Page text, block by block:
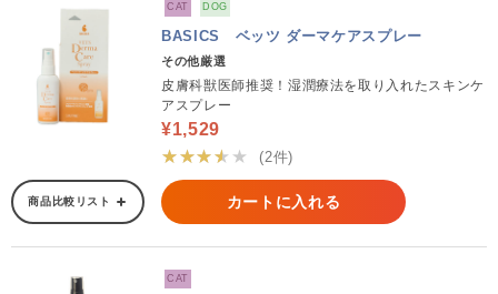
CAT DOG
BASICS ベッツ ダーマケアスプレー
その他厳選
皮膚科獣医師推奨！湿潤療法を取り入れたスキンケ
アスプレー
¥1,529
★★★★★
(2件)
商品比較リスト カートに入れる
CAT